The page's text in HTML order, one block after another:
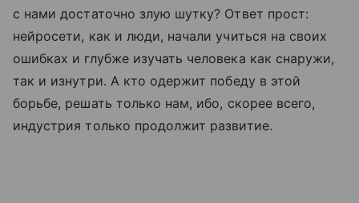
с нами достаточно злую шутку? Ответ прост:
нейросети, как и люди, начали учиться на своих
ошибках и глубже изучать человека как снаружи,
так и изнутри. А кто одержит победу в этой
борьбе, решать только нам, ибо, скорее всего,
индустрия только продолжит развитие.